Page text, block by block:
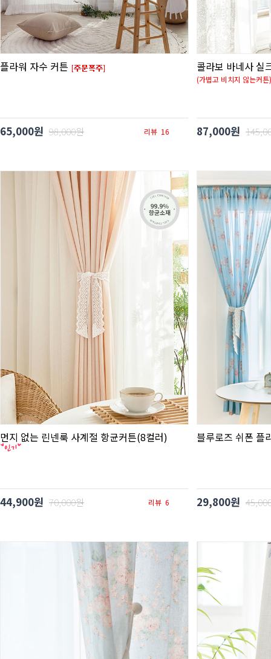
플라워 자수 커튼
65,000원 98,000원 리뷰 16
콜라보 바네사 실
(가볍고 비치지 않는커튼)
87,000원
먼지 없는 린넨룩 사계절 항균커튼(8컬러)
44,900원 70,000원 리뷰 6
블루로즈 쉬폰 플
29,800원